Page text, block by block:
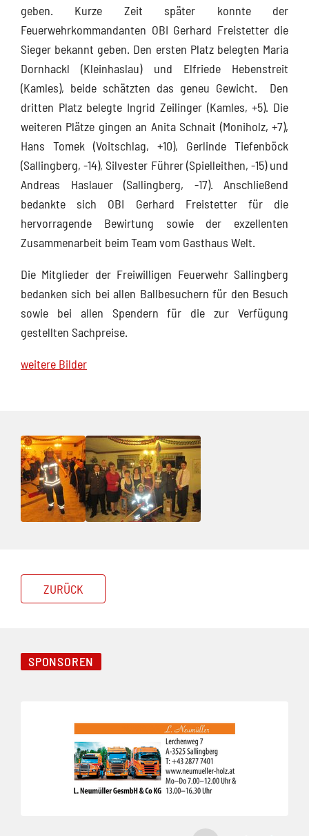
geben. Kurze Zeit später konnte der
Feuerwehrkommandanten OBI Gerhard Freistetter die
Sieger bekannt geben. Den ersten Platz belegten Maria
Dornhackl (Kleinhaslau) und Elfriede Hebenstreit
(Kamles), beide schätzten das geneu Gewicht. Den
dritten Platz belegte Ingrid Zeilinger (Kamles, +5). Die
weiteren Plätze gingen an Anita Schnait (Moniholz, +7),
Hans Tomek (Voitschlag, +10), Gerlinde Tiefenböck
(Sallingberg, -14), Silvester Führer (Spielleithen, -15) und
Andreas Haslauer (Sallingberg, -17). Anschließend
bedankte sich OBI Gerhard Freistetter für die
hervorragende Bewirtung sowie der exzellenten
Zusammenarbeit beim Team vom Gasthaus Welt.
Die Mitglieder der Freiwilligen Feuerwehr Sallingberg
bedanken sich bei allen Ballbesuchern für den Besuch
sowie bei allen Spendern für die zur Verfügung
gestellten Sachpreise.
weitere Bilder
ZURÜCK
SPONSOREN